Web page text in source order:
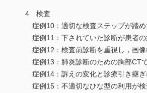
4 検査
症例10：適切な検査ステップが踏
症例11：下されていた診断が患者
症例12：検査前診断を重視し，画
症例13：肺炎診断のための胸部CT
症例14：訴えの変化と診療引き継
症例15：不適切なひな型の利用が